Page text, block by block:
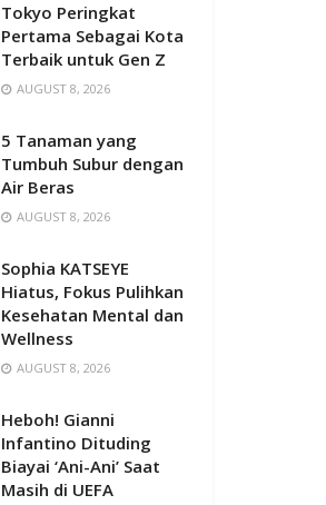
Tokyo Peringkat
Pertama Sebagai Kota
Terbaik untuk Gen Z
AUGUST 8, 2026
5 Tanaman yang
Tumbuh Subur dengan
Air Beras
AUGUST 8, 2026
Sophia KATSEYE
Hiatus, Fokus Pulihkan
Kesehatan Mental dan
Wellness
AUGUST 8, 2026
Heboh! Gianni
Infantino Dituding
Biayai ‘Ani-Ani’ Saat
Masih di UEFA